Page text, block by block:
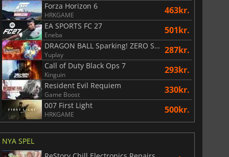
Forza Horizon 6
HRKGAME 463kr.
EA SPORTS FC 27
Eneba 501kr.
DRAGON BALL Sparking! ZERO Super Limit Breaking NEO
Yuplay 287kr.
Call of Duty Black Ops 7
Kinguin 293kr.
Resident Evil Requiem
Game Boost 330kr.
007 First Light
HRKGAME 500kr.
NYA SPEL